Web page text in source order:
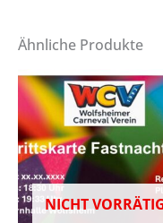
Ähnliche Produkte
NICHT